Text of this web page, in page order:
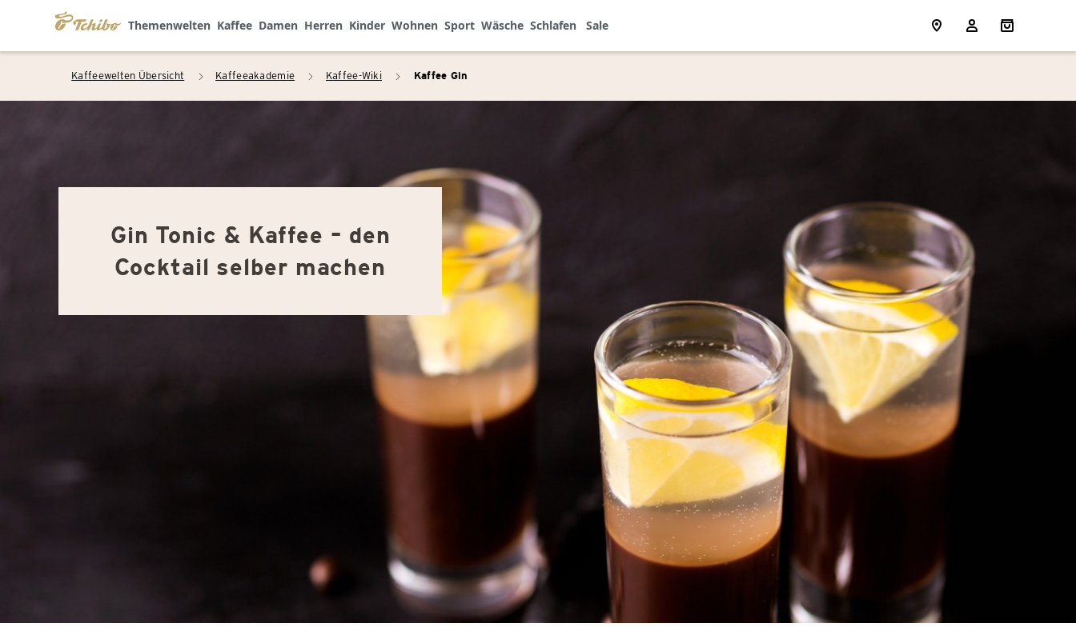
Themenwelten Kaffee Damen Herren Kinder Wohnen Sport Wäsche Schlafen Sale
Kaffeewelten Übersicht arrow_right Kaffeeakademie arrow_right Kaffee-Wiki arrow_right Kaffee Gin
Gin Tonic & Kaffee – den
Cocktail selber machen